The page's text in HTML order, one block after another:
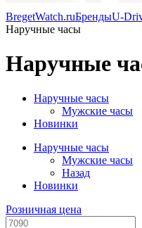
BregetWatch.ruБрендыU-
Наручные часы
Наручные
Наручные часы
Мужские часы
Новинки
Наручные часы
Мужские часы
Назад
Новинки
Розничная цена